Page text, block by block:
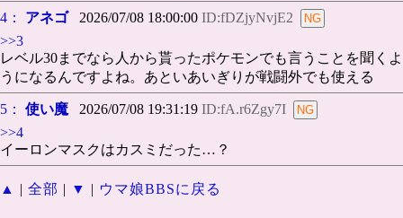
4： アネゴ2026/07/08 18:00:00 ID:fDZjyNvjE2
>>3
レベル30までなら人から貰ったポケモンでも言うことを聞くよ
うになるんですよね。あといあいぎりが戦闘外でも使える
5： 使い魔 2026/07/08 19:31:19 ID:fA.r6Zgy7I
>>4
イーロンマスクはカスミだった…？
▲ | 全部 | ▼ | ウマ娘BBSに戻る